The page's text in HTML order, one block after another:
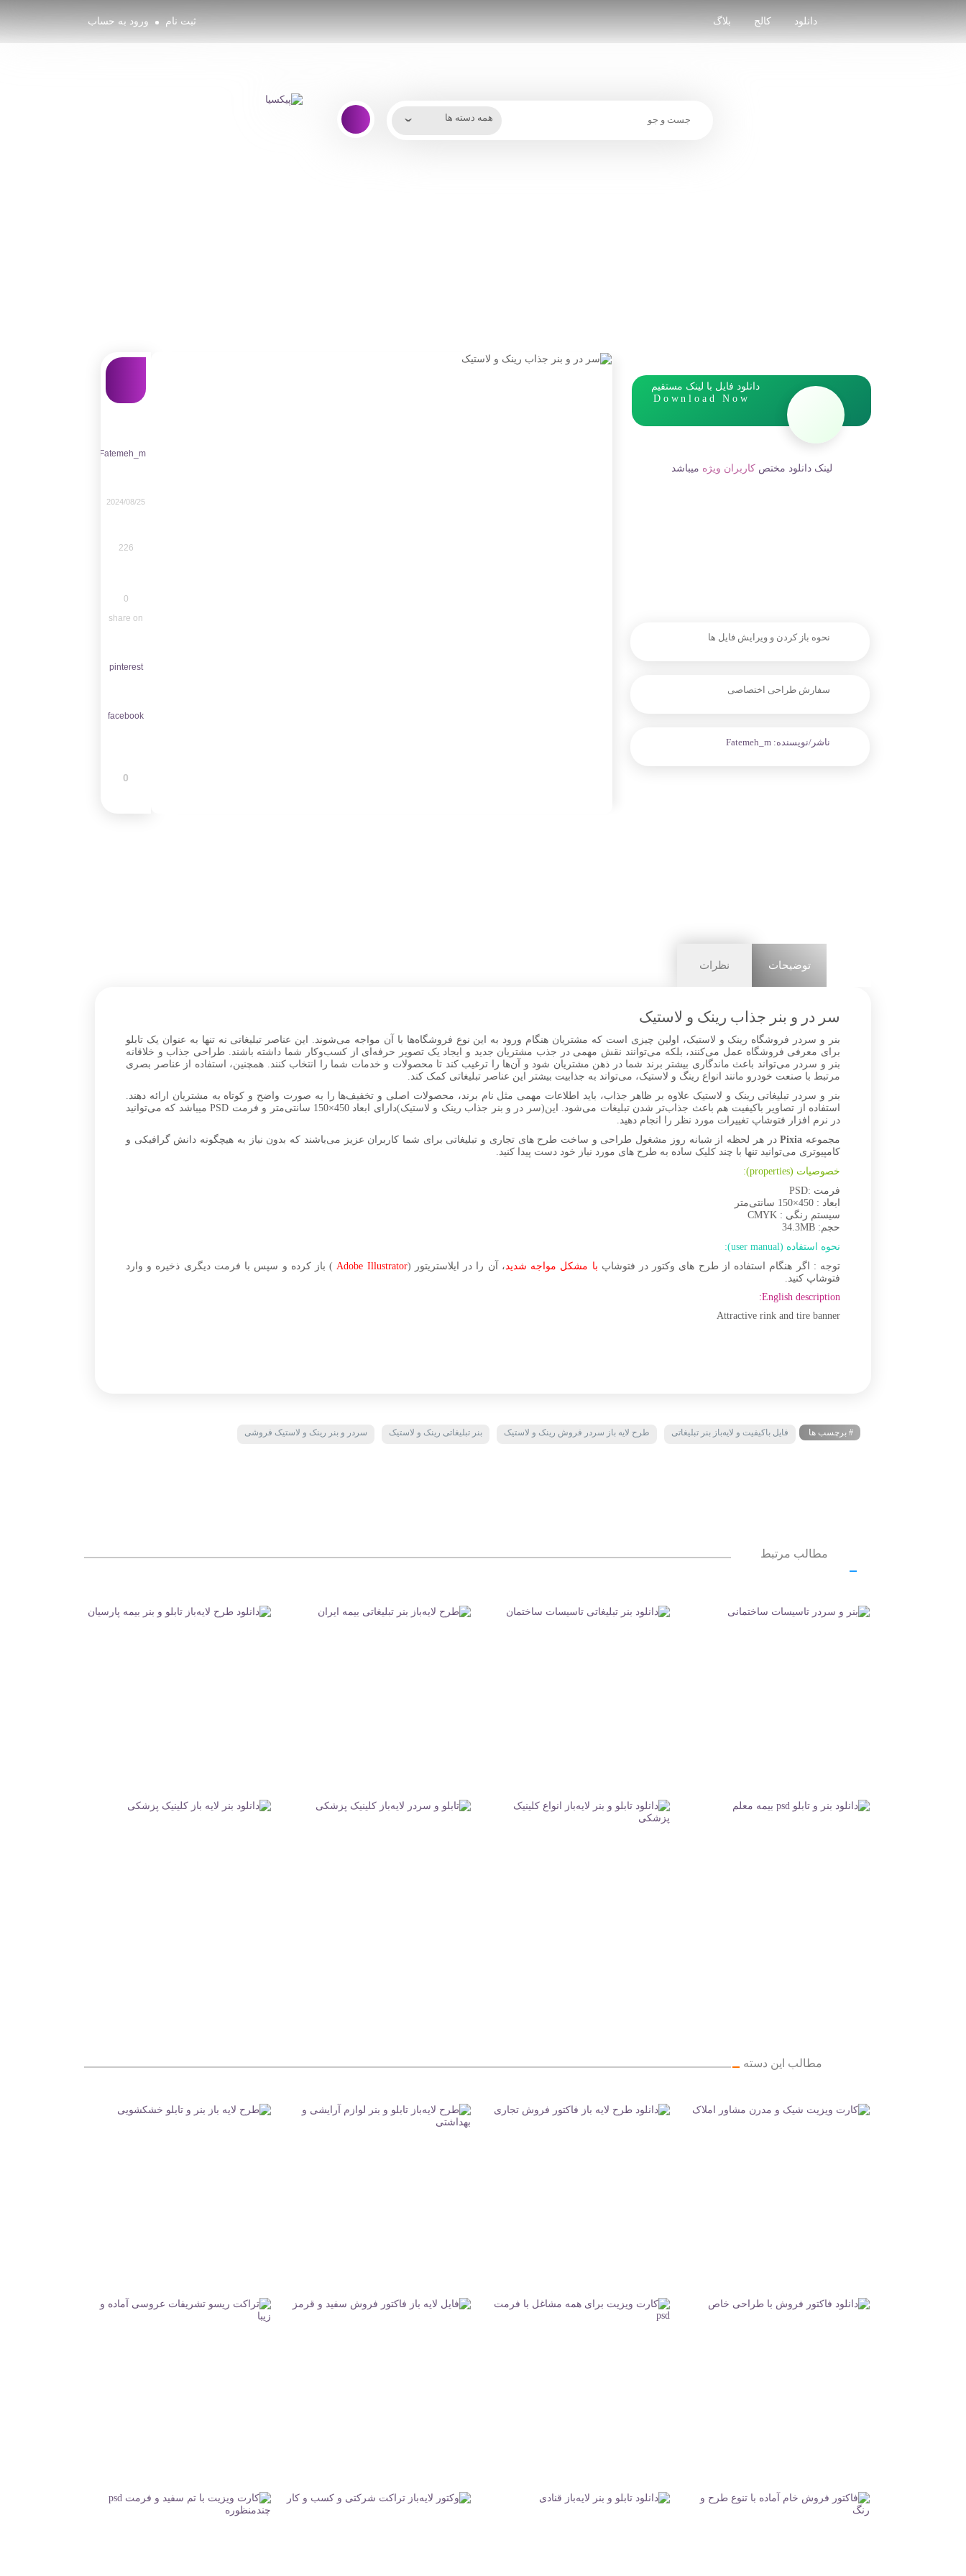
دانلود کالج بلاگ ثبت نام ورود به حساب
دانلود فایل با لینک مستقیم
Download Now
لینک دانلود مختصکاربران ویژه میباشد
نحوه باز کردن و ویرایش فایل ها
سفارش طراحی اختصاصی
ناشر/نویسنده: Fatemeh_m
Fatemeh_m
2024/08/25
226
0
share on
pinterest
facebook
0
توضیحات نظرات
سر در و بنر جذاب رینک و لاستیک
بنر و سردر فروشگاه رینک و لاستیک، اولین چیزی است که مشتریان هنگام ورود به این نوع فروشگاه‌ها با آن مواجه می‌شوند. این عناصر تبلیغاتی نه تنها به عنوان یک تابلو
برای معرفی فروشگاه عمل می‌کنند، بلکه می‌توانند نقش مهمی در جذب مشتریان جدید و ایجاد یک تصویر حرفه‌ای از کسب‌وکار شما داشته باشند. طراحی جذاب و خلاقانه
بنر و سردر می‌تواند باعث ماندگاری بیشتر برند شما در ذهن مشتریان شود و آن‌ها را ترغیب کند تا محصولات و خدمات شما را انتخاب کنند. همچنین، استفاده از عناصر بصری
مرتبط با صنعت خودرو مانند انواع رینگ و لاستیک، می‌تواند به جذابیت بیشتر این عناصر تبلیغاتی کمک کند.
بنر و سردر تبلیغاتی رینک و لاستیک علاوه بر ظاهر جذاب، باید اطلاعات مهمی مثل نام برند، محصولات اصلی و تخفیف‌ها را به صورت واضح و کوتاه به مشتریان ارائه دهند.
استفاده از تصاویر باکیفیت هم باعث جذاب‌تر شدن تبلیغات می‌شود. این(سر در و بنر جذاب رینک و لاستیک)دارای ابعاد 450×150 سانتی‌متر و فرمت PSD میباشد که می‌توانید
در نرم افزار فتوشاپ تغییرات مورد نظر را انجام دهید.
مجموعه Pixia در هر لحظه از شبانه روز مشغول طراحی و ساخت طرح های تجاری و تبلیغاتی برای شما کاربران عزیز می‌باشند که بدون نیاز به هیچگونه دانش گرافیکی و
کامپیوتری می‌توانید تنها با چند کلیک ساده به طرح های مورد نیاز خود دست پیدا کنید.
خصوصیات (properties):
فرمت :PSD
ابعاد : 450×150 سانتی‌متر
سیستم رنگی : CMYK
حجم: 34.3MB
نحوه استفاده (user manual):
توجه : اگر هنگام استفاده از طرح های وکتور در فتوشاپ با مشکل مواجه شدید، آن را در ایلاستریتور (Adobe Illustrator) باز کرده و سپس با فرمت دیگری ذخیره و وارد
فتوشاپ کنید.
English description:
Attractive rink and tire banner
# برچسب ها فایل باکیفیت و لایه‌باز بنر تبلیغاتی طرح لایه باز سردر فروش رینک و لاستیک بنر تبلیغاتی رینک و لاستیک سردر و بنر رینک و لاستیک فروشی
مطالب مرتبط
مطالب این دسته